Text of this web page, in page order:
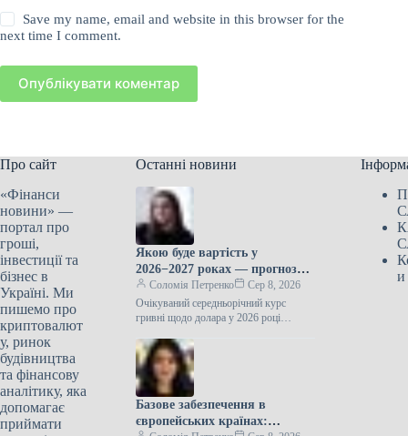
Save my name, email and website in this browser for the
next time I comment.
Опублікувати коментар
Про сайт
«Фінанси
новини» —
портал про
гроші,
інвестиції та
бізнес в
Україні. Ми
пишемо про
криптовалют
у, ринок
будівництва
та фінансову
аналітику, яка
допомагає
приймати
Останні новини
Якою буде вартість у
2026−2027 роках — прогноз
ЦЕССоломія Петренко
Сер 8, 2026
Очікуваний середньорічний курс
гривні щодо долара у 2026 році
2026−2027 років спостерігатиметься
подальше зростання курсу…
Базове забезпечення в
європейських країнах:
и